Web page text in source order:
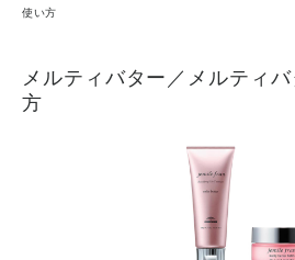
使い方
メルティバター／メルティ
方